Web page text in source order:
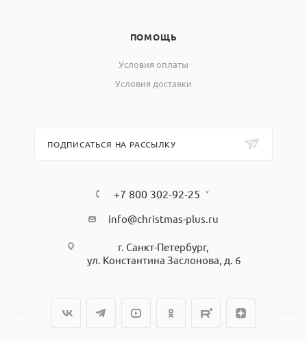
ПОМОЩЬ
Условия оплаты
Условия доставки
ПОДПИСАТЬСЯ НА РАССЫЛКУ
+7 800 302-92-25
info@christmas-plus.ru
г. Санкт-Петербург,
ул. Константина Заслонова, д. 6